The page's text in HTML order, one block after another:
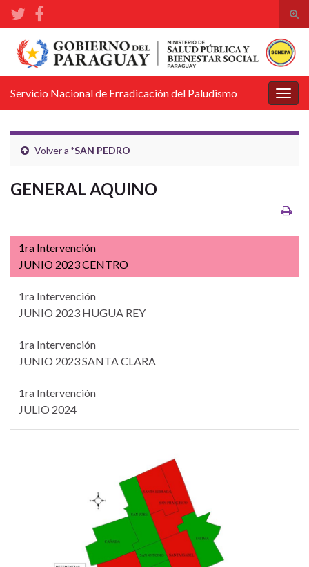
el
de
Search for:
la
Servicio Nacional de Erradicación del Paludismo
Volver a *SAN PEDRO
GENERAL AQUINO
1ra Intervención
JUNIO 2023 CENTRO
1ra Intervención
JUNIO 2023 HUGUA REY
1ra Intervención
JUNIO 2023 SANTA CLARA
1ra Intervención
JULIO 2024